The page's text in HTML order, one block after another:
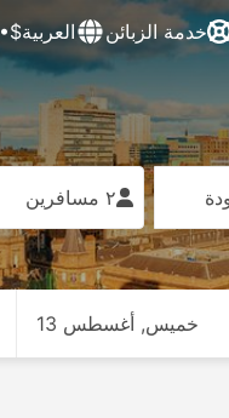
خدمة الزبائن العربية$•USD
٢ مسافرين
خميس, أغسطس 13